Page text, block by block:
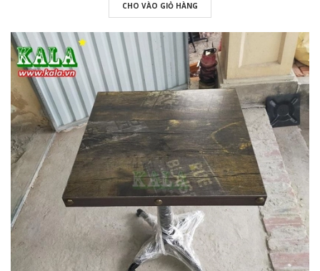
CHO VÀO GIỎ HÀNG